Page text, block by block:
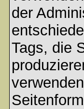
der
Tags, die